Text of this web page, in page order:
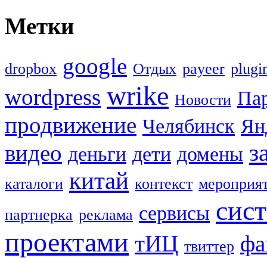
Метки
dropbox google Oтдых payeer
wordpress wrike Новости
продвижение Челябинск
видео деньги дети домены
каталоги китай контекст
партнерка реклама сервисы
проектами тИЦ твиттер